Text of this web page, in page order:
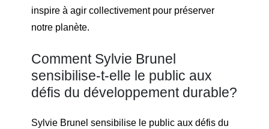
inspire à agir collectivement pour préserver
notre planète.
Comment Sylvie Brunel
sensibilise-t-elle le public aux
défis du développement durable?
Sylvie Brunel sensibilise le public aux défis du